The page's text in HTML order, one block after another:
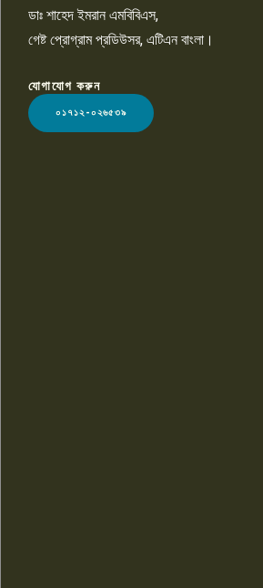
LOGO
ডাঃ শাহেদ ইমরান এমবিবিএস,
গেষ্ট প্রোগ্রাম প্রডিউসর, এটিএন বাংলা।
যোগাযোগ করুন
০১৭১২-০২৬৫৩৯